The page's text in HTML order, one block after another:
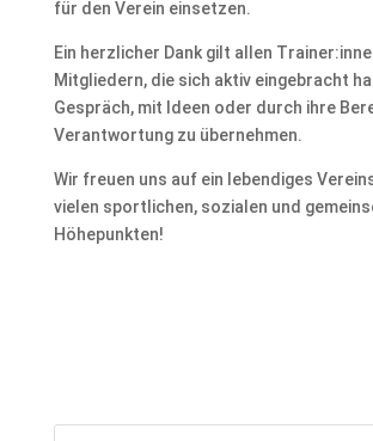
für den Verein einsetzen.
Ein herzlicher Dank gilt allen
Mitgliedern, die sich aktiv eingebracht
Gespräch, mit Ideen oder durch ihre
Verantwortung zu übernehmen.
Wir freuen uns auf ein lebendiges
vielen sportlichen, sozialen und
Höhepunkten!